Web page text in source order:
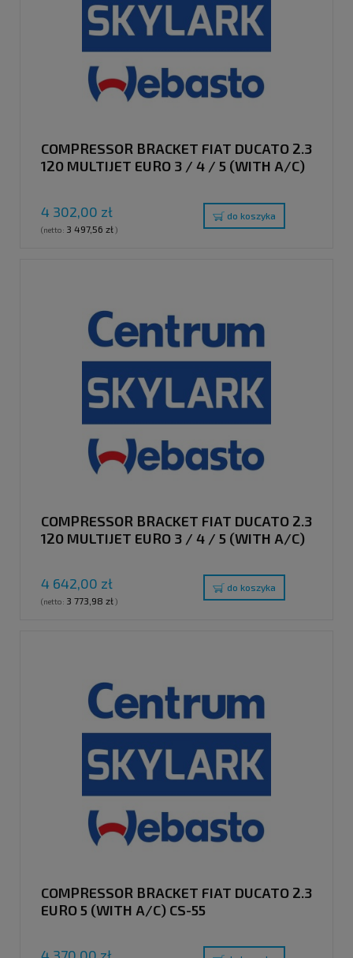
COMPRESSOR BRACKET FIAT DUCATO 2.3
120 MULTIJET EURO 3 / 4 / 5 (WITH A/C)
4 302,00 zł
(netto: 3 497,56 zł)
do koszyka
COMPRESSOR BRACKET FIAT DUCATO 2.3
120 MULTIJET EURO 3 / 4 / 5 (WITH A/C)
4 642,00 zł
(netto: 3 773,98 zł)
do koszyka
COMPRESSOR BRACKET FIAT DUCATO 2.3
EURO 5 (WITH A/C) CS-55